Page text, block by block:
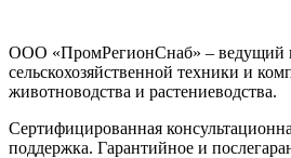
ООО «ПромРегионСнаб» – ведущий
сельскохозяйственной техники и
животноводства и растениеводства.
Сертифицированная
поддержка. Гарантийное и